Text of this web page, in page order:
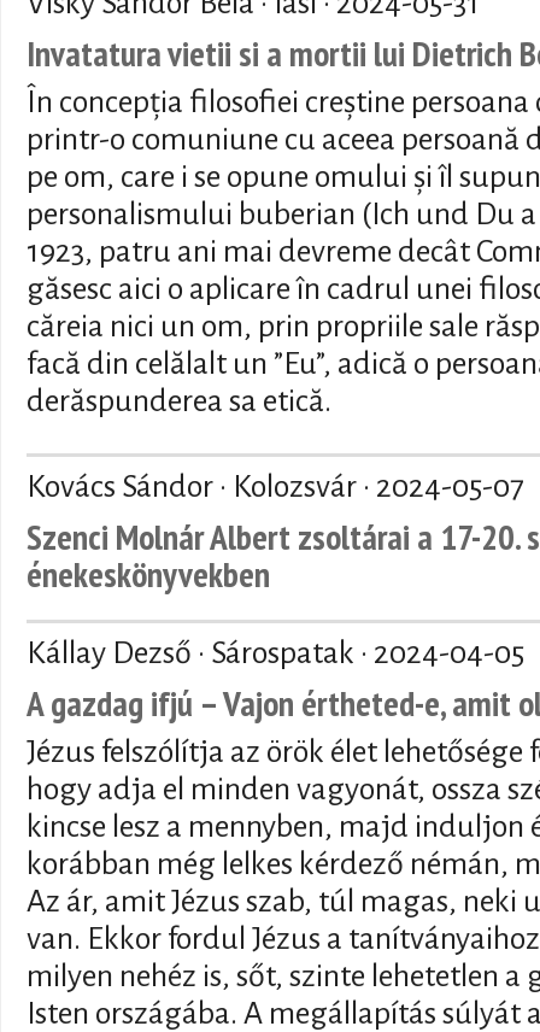
Invatatura vietii si a mortii lui Dietrich
În concepția filosofiei creștine
printr-o comuniune cu aceea persoană
pe om, care i se opune omului și îl
personalismului buberian (Ich und Du
1923, patru ani mai devreme decât
găsesc aici o aplicare în cadrul unei
căreia nici un om, prin propriile sale
facă din celălalt un ”Eu”, adică o
derăspunderea sa etică.
Kovács Sándor · Kolozsvár · 2024-05-07
Szenci Molnár Albert zsoltárai a 17-20.
énekeskönyvekben
Kállay Dezső · Sárospatak · 2024-04-05
A gazdag ifjú – Vajon értheted-e, amit
Jézus felszólítja az örök élet
hogy adja el minden vagyonát, ossza
kincse lesz a mennyben, majd induljon
korábban még lelkes kérdező némán,
Az ár, amit Jézus szab, túl magas, neki
van. Ekkor fordul Jézus a
milyen nehéz is, sőt, szinte lehetetlen
Isten országába. A megállapítás súlyát